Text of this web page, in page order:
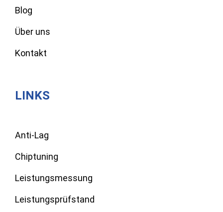
Blog
Über uns
Kontakt
LINKS
Anti-Lag
Chiptuning
Leistungsmessung
Leistungsprüfstand